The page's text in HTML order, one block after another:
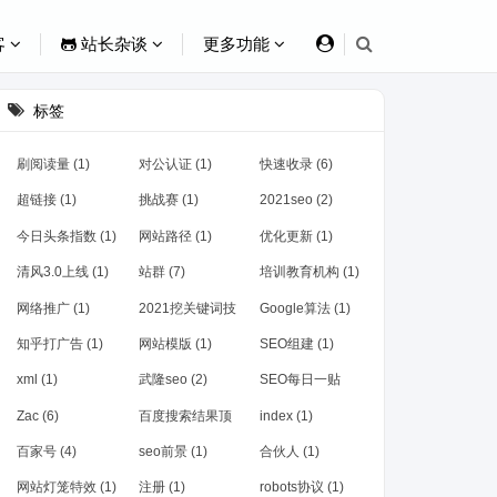
站长杂谈 更多功能
标签
刷阅读量 (1) 对公认证 (1) 快速收录 (6)
超链接 (1) 挑战赛 (1) 2021seo (2)
今日头条指数 (1) 网站路径 (1) 优化更新 (1)
清风3.0上线 (1) 站群 (7) 培训教育机构 (1)
网络推广 (1) 2021挖关键词技
巧 (1)
Google算法 (1)
知乎打广告 (1) 网站模版 (1) SEO组建 (1)
xml (1) 武隆seo (2) SEO每日一贴
(1)
Zac (6) 百度搜索结果顶
踩 (1)
index (1)
百家号 (4) seo前景 (1) 合伙人 (1)
网站灯笼特效 (1) 注册 (1) robots协议 (1)